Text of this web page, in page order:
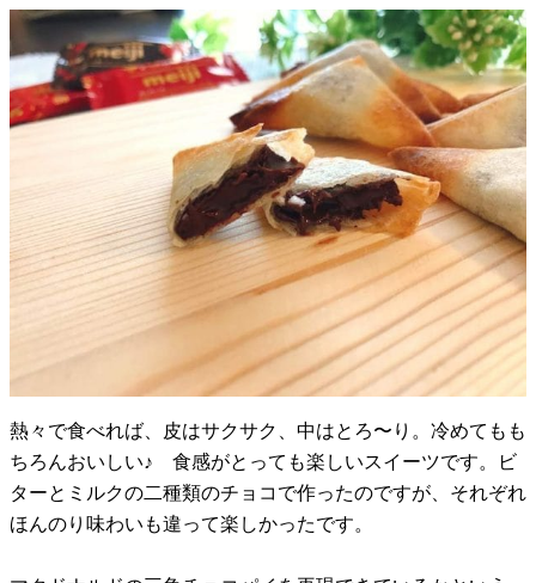
熱々で食べれば、皮はサクサク、中はとろ〜り。冷めてもも
ちろんおいしい♪ 食感がとっても楽しいスイーツです。ビ
ターとミルクの二種類のチョコで作ったのですが、それぞれ
ほんのり味わいも違って楽しかったです。